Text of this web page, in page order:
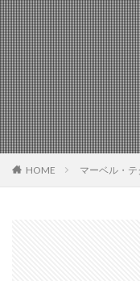
HOME マーベル・